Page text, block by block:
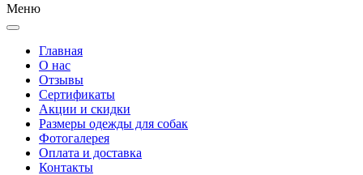
Меню
Главная
О нас
Отзывы
Сертификаты
Акции и скидки
Размеры одежды для собак
Фотогалерея
Оплата и доставка
Контакты